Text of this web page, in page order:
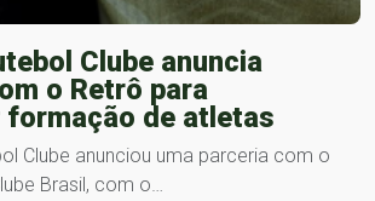
Clube anuncia
o Retrô para
de atletas
Clube anunciou uma parceria com o
Brasil, com o…